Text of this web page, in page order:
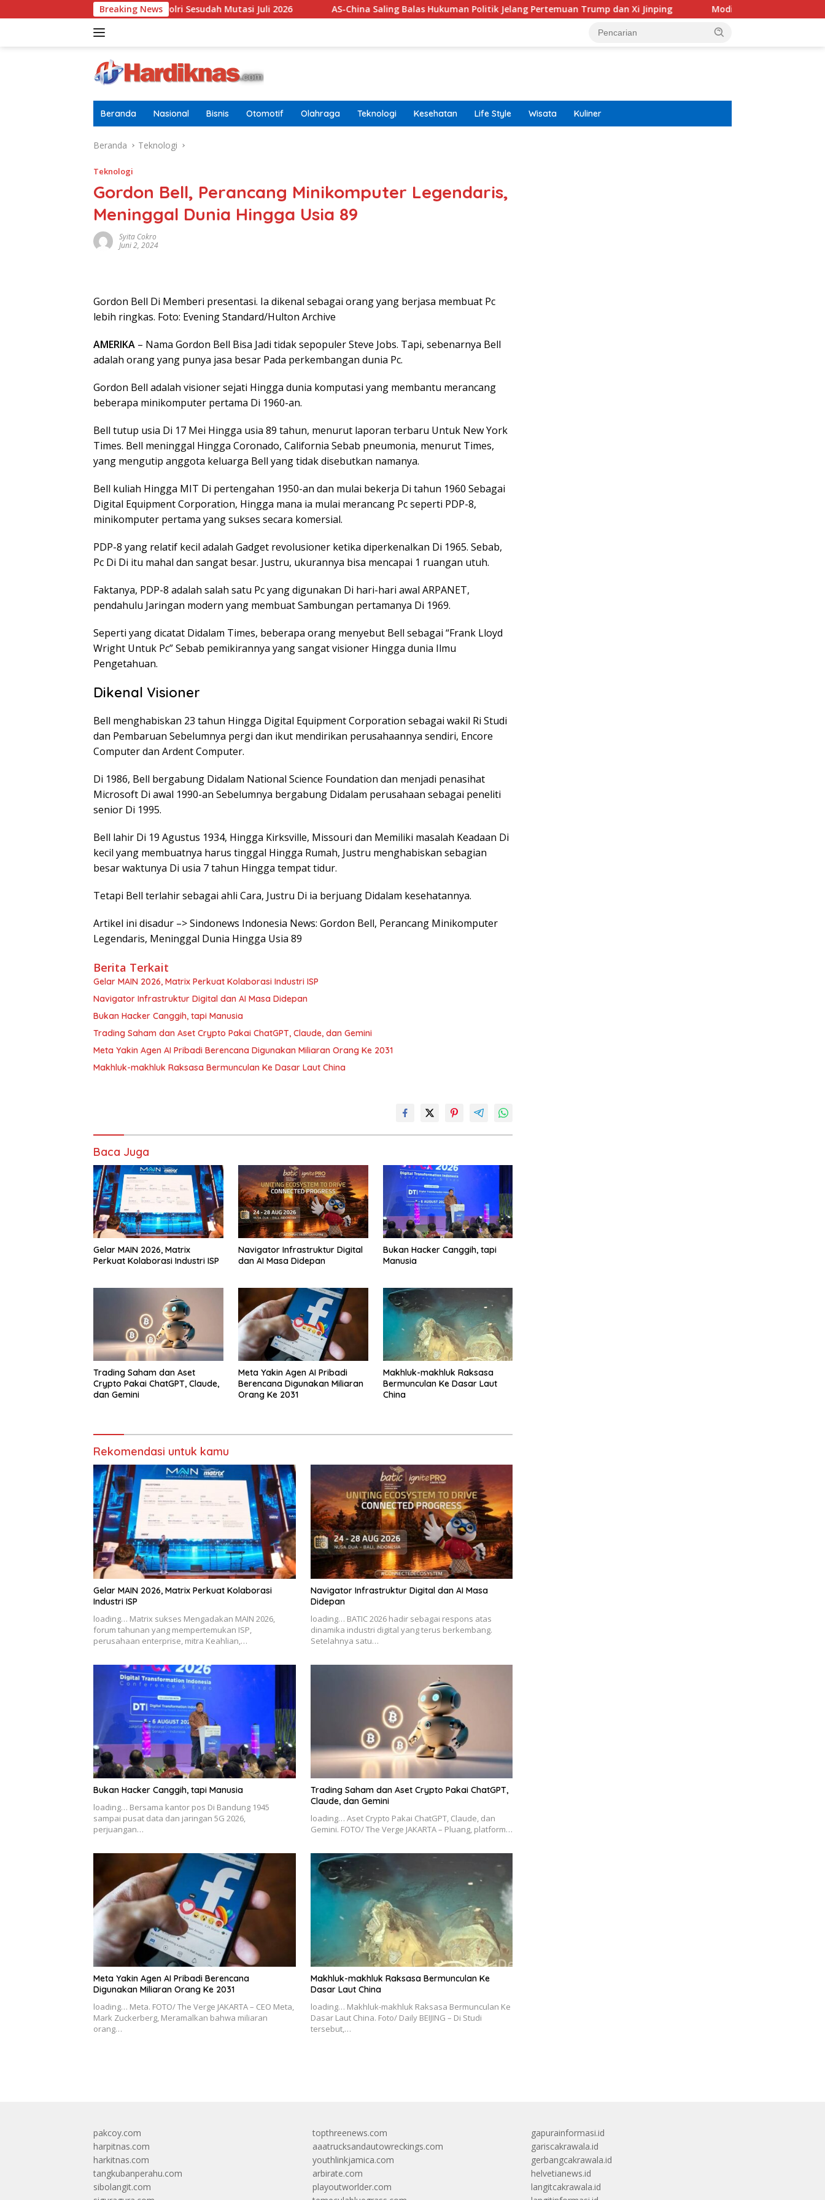
ke
Breaking News
Di Pusdokkes Polri Sesudah Mutasi Juli 2026 AS-China Saling Balas Hukuman Politik Jelang Pertemuan Trump dan Xi Jinping Modifikasi Ayla Vintage dan Gran Max
Beranda Nasional Bisnis Otomotif Olahraga Teknologi Kesehatan Life Style Wisata Kuliner
Beranda Teknologi
Teknologi
Gordon Bell, Perancang Minikomputer Legendaris,
Meninggal Dunia Hingga Usia 89
Syita Cokro
Juni 2, 2024
Gordon Bell Di Memberi presentasi. Ia dikenal sebagai orang yang berjasa membuat Pc
lebih ringkas. Foto: Evening Standard/Hulton Archive
AMERIKA – Nama Gordon Bell Bisa Jadi tidak sepopuler Steve Jobs. Tapi, sebenarnya Bell
adalah orang yang punya jasa besar Pada perkembangan dunia Pc.
Gordon Bell adalah visioner sejati Hingga dunia komputasi yang membantu merancang
beberapa minikomputer pertama Di 1960-an.
Bell tutup usia Di 17 Mei Hingga usia 89 tahun, menurut laporan terbaru Untuk New York
Times. Bell meninggal Hingga Coronado, California Sebab pneumonia, menurut Times,
yang mengutip anggota keluarga Bell yang tidak disebutkan namanya.
Bell kuliah Hingga MIT Di pertengahan 1950-an dan mulai bekerja Di tahun 1960 Sebagai
Digital Equipment Corporation, Hingga mana ia mulai merancang Pc seperti PDP-8,
minikomputer pertama yang sukses secara komersial.
PDP-8 yang relatif kecil adalah Gadget revolusioner ketika diperkenalkan Di 1965. Sebab,
Pc Di Di itu mahal dan sangat besar. Justru, ukurannya bisa mencapai 1 ruangan utuh.
Faktanya, PDP-8 adalah salah satu Pc yang digunakan Di hari-hari awal ARPANET,
pendahulu Jaringan modern yang membuat Sambungan pertamanya Di 1969.
Seperti yang dicatat Didalam Times, beberapa orang menyebut Bell sebagai “Frank Lloyd
Wright Untuk Pc” Sebab pemikirannya yang sangat visioner Hingga dunia Ilmu
Pengetahuan.
Dikenal Visioner
Bell menghabiskan 23 tahun Hingga Digital Equipment Corporation sebagai wakil Ri Studi
dan Pembaruan Sebelumnya pergi dan ikut mendirikan perusahaannya sendiri, Encore
Computer dan Ardent Computer.
Di 1986, Bell bergabung Didalam National Science Foundation dan menjadi penasihat
Microsoft Di awal 1990-an Sebelumnya bergabung Didalam perusahaan sebagai peneliti
senior Di 1995.
Bell lahir Di 19 Agustus 1934, Hingga Kirksville, Missouri dan Memiliki masalah Keadaan Di
kecil yang membuatnya harus tinggal Hingga Rumah, Justru menghabiskan sebagian
besar waktunya Di usia 7 tahun Hingga tempat tidur.
Tetapi Bell terlahir sebagai ahli Cara, Justru Di ia berjuang Didalam kesehatannya.
Artikel ini disadur –> Sindonews Indonesia News: Gordon Bell, Perancang Minikomputer
Legendaris, Meninggal Dunia Hingga Usia 89
Berita Terkait
Gelar MAIN 2026, Matrix Perkuat Kolaborasi Industri ISP
Navigator Infrastruktur Digital dan AI Masa Didepan
Bukan Hacker Canggih, tapi Manusia
Trading Saham dan Aset Crypto Pakai ChatGPT, Claude, dan Gemini
Meta Yakin Agen AI Pribadi Berencana Digunakan Miliaran Orang Ke 2031
Makhluk-makhluk Raksasa Bermunculan Ke Dasar Laut China
Baca Juga
Gelar MAIN 2026, Matrix
Perkuat Kolaborasi Industri ISP
Navigator Infrastruktur Digital
dan AI Masa Didepan
Bukan Hacker Canggih, tapi
Manusia
Trading Saham dan Aset
Crypto Pakai ChatGPT, Claude,
dan Gemini
Meta Yakin Agen AI Pribadi
Berencana Digunakan Miliaran
Orang Ke 2031
Makhluk-makhluk Raksasa
Bermunculan Ke Dasar Laut
China
Rekomendasi untuk kamu
Gelar MAIN 2026, Matrix Perkuat Kolaborasi
Industri ISP
loading… Matrix sukses Mengadakan MAIN 2026,
forum tahunan yang mempertemukan ISP,
perusahaan enterprise, mitra Keahlian,…
Navigator Infrastruktur Digital dan AI Masa
Didepan
loading… BATIC 2026 hadir sebagai respons atas
dinamika industri digital yang terus berkembang.
Setelahnya satu…
Bukan Hacker Canggih, tapi Manusia
loading… Bersama kantor pos Di Bandung 1945
sampai pusat data dan jaringan 5G 2026,
perjuangan…
Trading Saham dan Aset Crypto Pakai ChatGPT,
Claude, dan Gemini
loading… Aset Crypto Pakai ChatGPT, Claude, dan
Gemini. FOTO/ The Verge JAKARTA – Pluang, platform…
Meta Yakin Agen AI Pribadi Berencana
Digunakan Miliaran Orang Ke 2031
loading… Meta. FOTO/ The Verge JAKARTA – CEO Meta,
Mark Zuckerberg, Meramalkan bahwa miliaran
orang…
Makhluk-makhluk Raksasa Bermunculan Ke
Dasar Laut China
loading… Makhluk-makhluk Raksasa Bermunculan Ke
Dasar Laut China. Foto/ Daily BEIJING – Di Studi
tersebut,…
pakcoy.com
harpitnas.com
harkitnas.com
tangkubanperahu.com
sibolangit.com
topthreenews.com
aaatrucksandautowreckings.com
youthlinkjamica.com
arbirate.com
playoutworlder.com
gapurainformasi.id
gariscakrawala.id
gerbangcakrawala.id
helvetianews.id
langitcakrawala.id